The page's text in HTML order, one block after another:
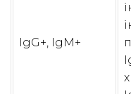
IgG+, IgM+